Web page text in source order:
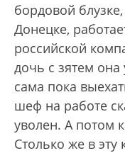
бордовой
Донецке,
российской
дочь с зятем
сама пока
шеф на работе
уволен. А потом
Столько же в эту